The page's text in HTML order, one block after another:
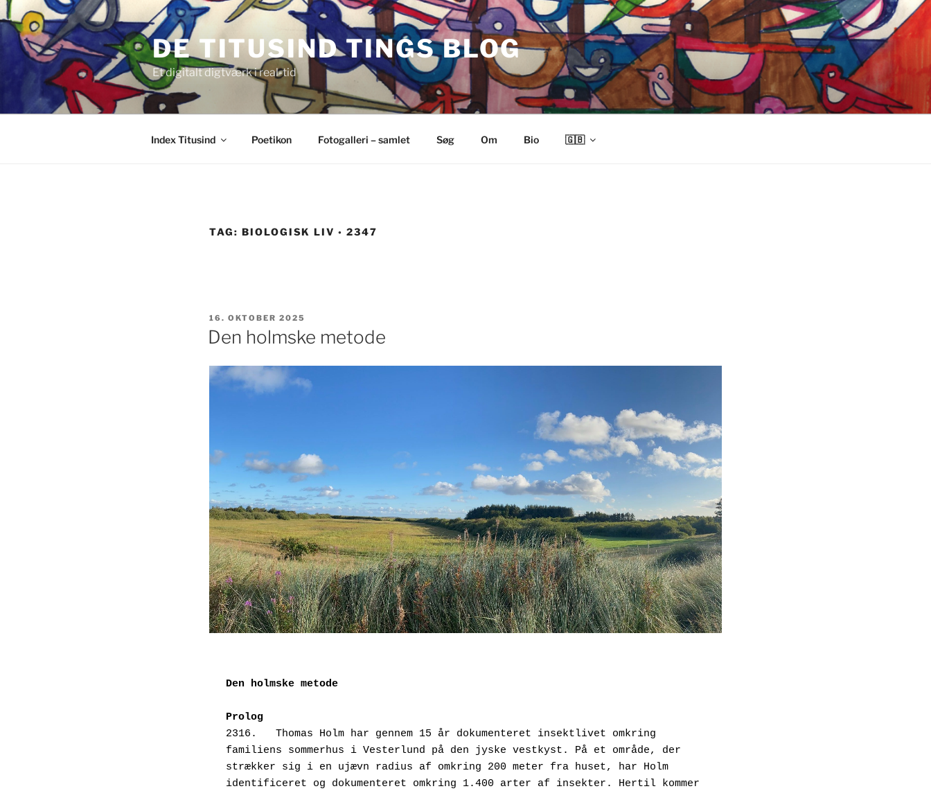
Videre
til
indhold
DE TITUSIND TINGS BLOG
Et digitalt digtværk i real-tid
Index Titusind Poetikon Fotogalleri – samlet Søg Om Bio 🇬🇧
TAG: BIOLOGISK LIV ◦ 2347
UDGIVET
DEN
16. OKTOBER 2025
Den holmske metode
Den holmske metode
Prolog
2316.   Thomas Holm har gennem 15 år dokumenteret insektlivet omkring
familiens sommerhus i Vesterlund på den jyske vestkyst. På et område, der
strækker sig i en ujævn radius af omkring 200 meter fra huset, har Holm
identificeret og dokumenteret omkring 1.400 arter af insekter. Hertil kommer